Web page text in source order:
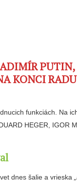
KONCI
funkciách. Na
HEGER, IGOR
dnes šalie a vrieska